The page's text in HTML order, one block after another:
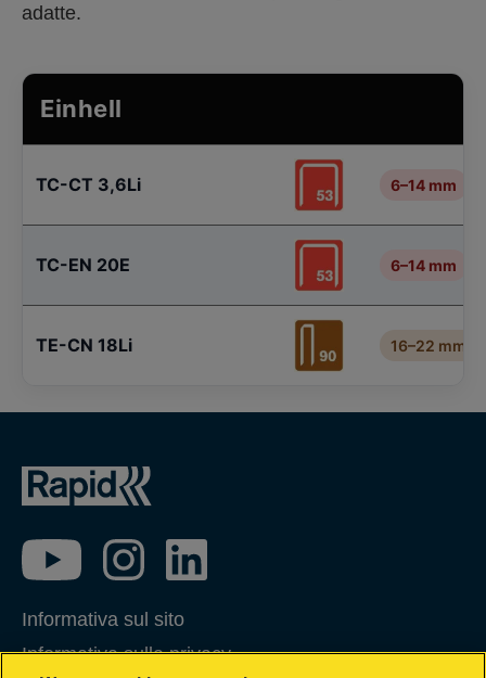
adatte.
Einhell
TC-CT 3,6Li 6–14 mm
TC-EN 20E 6–14 mm
TE-CN 18Li 16–22 mm
Informativa sul sito
Informativa sulla privacy